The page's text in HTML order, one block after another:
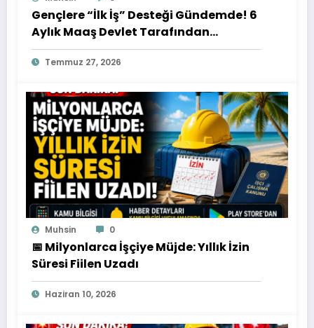
Gençlere “İlk İş” Desteği Gündemde! 6
Aylık Maaş Devlet Tarafından
Karşılanacak İddiası
Temmuz 27, 2026
Muhsin 0
📅 Milyonlarca İşçiye Müjde: Yıllık İzin
Süresi Fiilen Uzadı
Haziran 10, 2026